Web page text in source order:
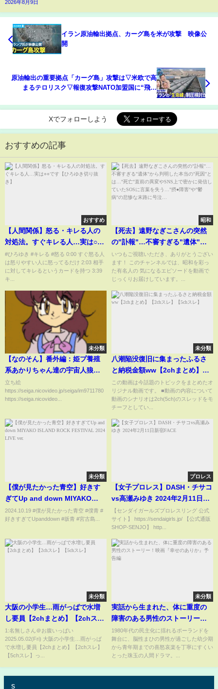
2026年8月9日
イラン原油輸出拠点、カーグ島を米が攻撃 映像公
開
原油輸出の重要拠点「カーグ島」攻撃は▽米欧で高
まるテロリスク▽報復攻撃NATO加盟国に“飛び
Xでフォローしよう
おすすめの記事
おすすめ
【人間関係】怒る・キレる人の
対処法。すぐキレる人…実は○○
です【ひろゆき切り抜き】
#ひろゆき #キレる #怒る 0:00 すぐ怒る人
は怒りやすい人に怒ってるだけ 2:03 相手
に対してキレるというカードを持つ 3:39
キ...
昭和
【死去】遠野なぎこさんの突然
の"訃報"…不審すぎる"遺体"か
ら判明した本当の"死因"と
は…"死亡"直前の異変やSNS上
で密かに発信していたSOSに言
悲惨な末路に号泣…
いつもご視聴いただき、ありがとうござい
ます！ このチャンネルでは、昭和を彩っ
た有名人の 気になるエピソードを動画で
じっくりお届けしています。...
未分類
【なのそん】番外編：姫プ養殖
系あかりちゃん達の宇宙人狼！
【VOICEROID実況プレイ】
立ち絵
https://seiga.nicovideo.jp/seiga/im9711780
https://seiga.nicovideo...
未分類
八潮陥没復旧に集まったふるさ
と納税金額ww【2chまとめ】
【2chスレ】【5chスレ】
この動画は今話題のトピックをまとめたオ
リジナル動画です。 ■動画の内容について
動画のシナリオは2ch(5ch)のスレッドをモ
チーフとしてい...
未分類
【僕が見たかった青空】好きす
ぎてUp and down MIYAKO
ISLAND ROCK FESTIVAL 2024
LIVE ver.
2024.10.19 #僕が見たかった青空 #僕青 #
好きすぎてUpanddown #坂青 #宮古島...
プロレス
【女子プロレス】DASH・チサコ
vs高瀬みゆき 2024年2月11日新
宿FACE
【センダイガールズプロレスリング 公式
サイト】 https://sendaigirls.jp/ 【公式通販
SHOP-SENJO】 http...
未分類
大阪の小学生…雨がっぱで水増
し要員【2chまとめ】【2chス
レ】【5chスレ】
1:名無しさん＠お腹いっぱい
2025.05.02(Fri) 大阪の小学生…雨がっぱ
で水増し要員【2chまとめ】【2chスレ】
【5chスレ】っ...
未分類
実話から生まれた、体に重度の
障害のある男性のストーリー！
映画『幸せのありか』予告編
1980年代の民主化に揺れるポーランドを
舞台に、脳性まひの男性が過ごした幼少期
から青年期までの喜怒哀楽を丁寧にすくい
とった珠玉の人間ドラマ。...
s